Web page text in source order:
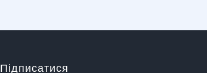
Підписатися